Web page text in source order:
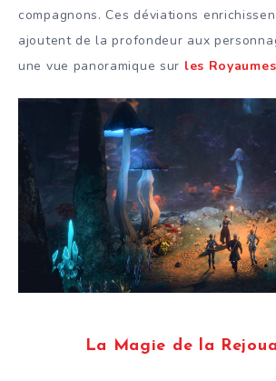
compagnons. Ces déviations
ajoutent de la profondeur aux
une vue panoramique sur les
La Magie de la